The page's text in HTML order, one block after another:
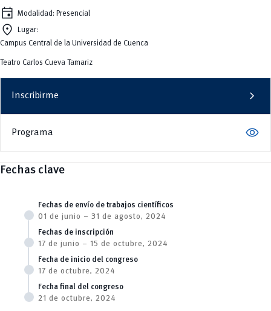
event Modalidad: Presencial
location_on
Lugar:
Campus Central de la Universidad de Cuenca
Teatro Carlos Cueva Tamariz
Inscribirme chevron_right
Programa visibility
Fechas clave
Fechas de envío de trabajos científicos
01 de junio – 31 de agosto, 2024
Fechas de inscripción
17 de junio – 15 de octubre, 2024
Fecha de inicio del congreso
17 de octubre, 2024
Fecha final del congreso
21 de octubre, 2024